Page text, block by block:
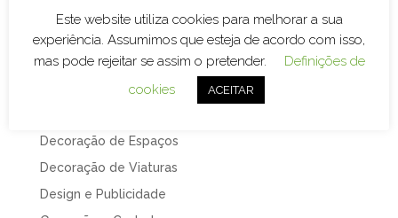
Fevereiro 2020
Janeiro 2020
Categorias
Decoração de Espaços
Decoração de Viaturas
Design e Publicidade
Este website utiliza cookies para melhorar a sua
experiência. Assumimos que esteja de acordo com isso,
mas pode rejeitar se assim o pretender.
Definições de
cookies
ACEITAR